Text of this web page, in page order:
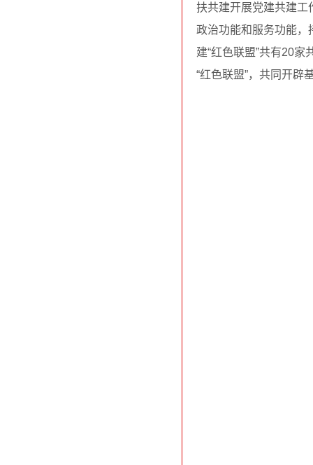
扶共建开展党建共建工
政治功能和服务功能，
建“红色联盟”共有20
“红色联盟”，共同开辟